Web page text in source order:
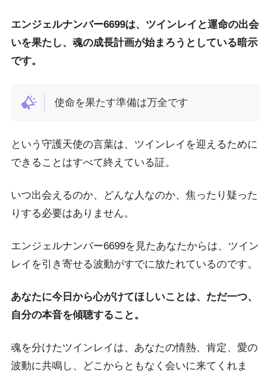
エンジェルナンバー6699は、ツインレイと運命の出会
いを果たし、魂の成長計画が始まろうとしている暗示
です。
使命を果たす準備は万全です
という守護天使の言葉は、ツインレイを迎えるために
できることはすべて終えている証。
いつ出会えるのか、どんな人なのか、焦ったり疑った
りする必要はありません。
エンジェルナンバー6699を見たあなたからは、ツイン
レイを引き寄せる波動がすでに放たれているのです。
あなたに今日から心がけてほしいことは、ただ一つ、
自分の本音を傾聴すること。
魂を分けたツインレイは、あなたの情熱、肯定、愛の
波動に共鳴し、どこからともなく会いに来てくれま